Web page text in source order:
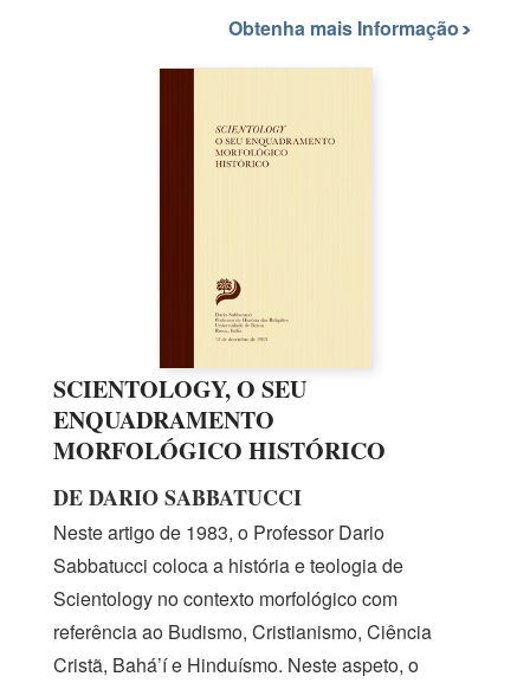
Obtenha mais Informação
SCIENTOLOGY, O SEU
ENQUADRAMENTO
MORFOLÓGICO HISTÓRICO
DE DARIO SABBATUCCI
Neste artigode 1983, o Professor Dario
Sabbatucci coloca a história e teologia de
Scientology no contexto morfológico com
referência ao Budismo, Cristianismo, Ciência
Cristã, Bahá’í e Hinduísmo. Neste aspeto, o